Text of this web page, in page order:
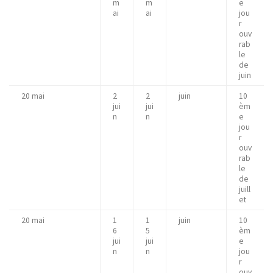
m
ai
m
ai
e
jou
r
ouv
rab
le
de
juin
20 mai
2
jui
n
2
jui
n
juin
10
èm
e
jou
r
ouv
rab
le
de
juill
et
20 mai
1
6
jui
n
1
5
jui
n
juin
10
èm
e
jou
r